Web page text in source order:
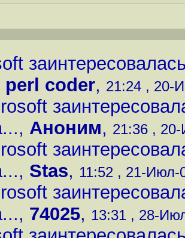
perl coder, 21:24 , 20-
, Аноним, 21:36 ,
, Stas, 11:52 , 21-Июл-
, 74025, 13:31 , 28-